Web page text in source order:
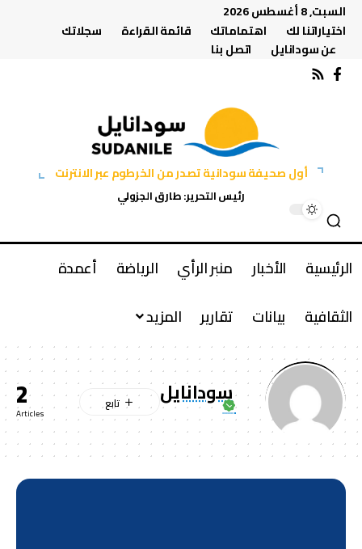
السبت, 8 أغسطس 2026
اختياراتنا لك
اهتماماتك قائمة القراءة
سجلاتك
عن سودانايل
اتصل بنا
أول صحيفة سودانية تصدر من الخرطوم عبر الانترنت
رئيس التحرير: طارق الجزولي
الرئيسية الأخبار منبر الرأي الرياضة
أعمدة
الثقافية
بيانات تقارير المزيد
سودانايل 2
Articles